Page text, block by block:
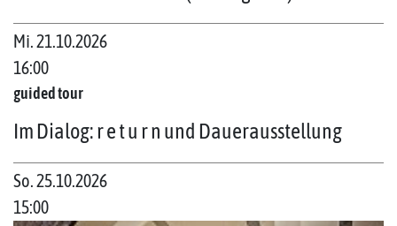
Mi. 21.10.2026
16:00
guided tour
Im Dialog: r e t u r n und Dauerausstellung
So. 25.10.2026
15:00